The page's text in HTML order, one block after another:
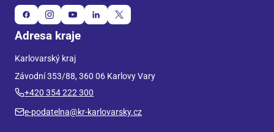
Adresa kraje
Karlovarský kraj
Závodní 353/88, 360 06 Karlovy Vary
+420 354 222 300
e-podatelna@kr-karlovarsky.cz